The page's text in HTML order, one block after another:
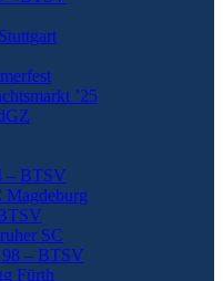
’25
– BTSV
SC
98 – BTSV
Fürth